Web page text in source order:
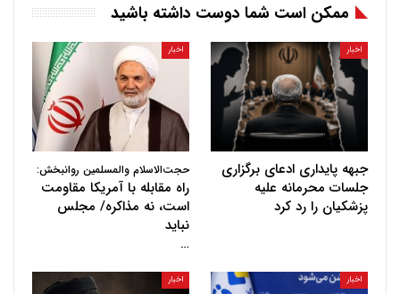
ممکن است شما دوست داشته باشید
اخبار
جبهه پایداری ادعای برگزاری
جلسات محرمانه علیه
پزشکیان را رد کرد
اخبار
حجت‌الاسلام والمسلمین روانبخش:
راه مقابله با آمریکا مقاومت
است، نه مذاکره/ مجلس
نباید
…
اخبار اخبار